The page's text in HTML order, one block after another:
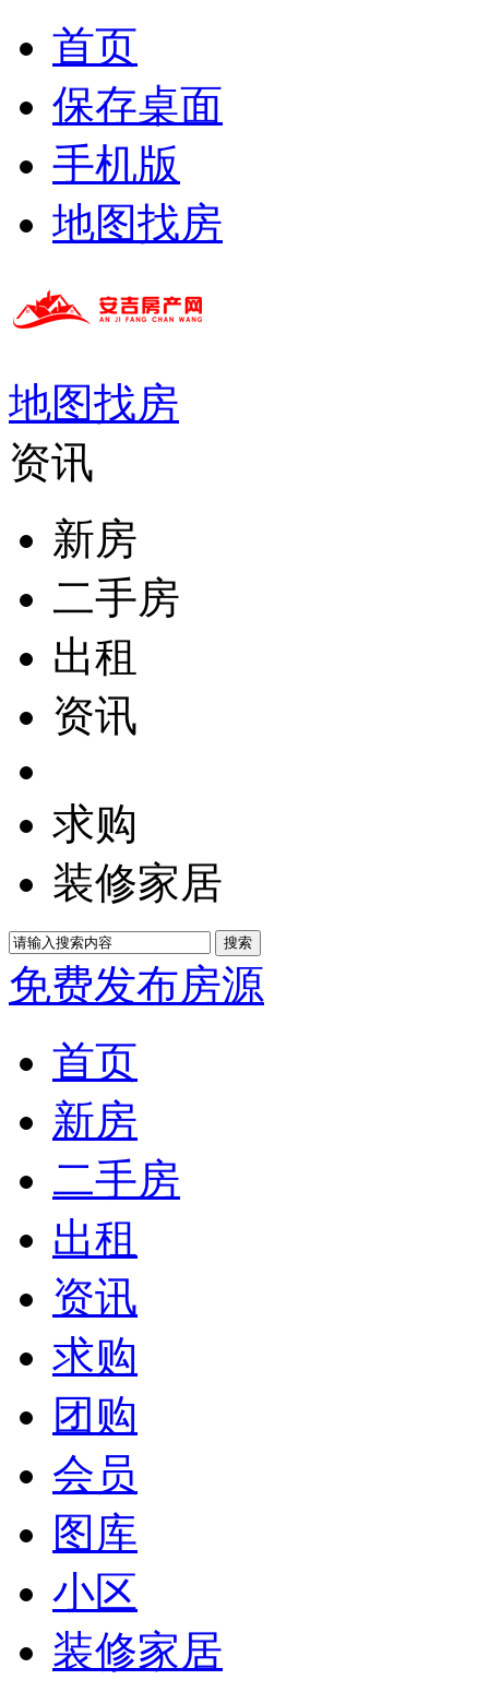
首页
保存桌面
手机版
地图找房
地图找房
资讯
新房
二手房
出租
资讯
求购
装修家居
搜索
免费发布房源
首页
新房
二手房
出租
资讯
求购
团购
会员
图库
小区
装修家居